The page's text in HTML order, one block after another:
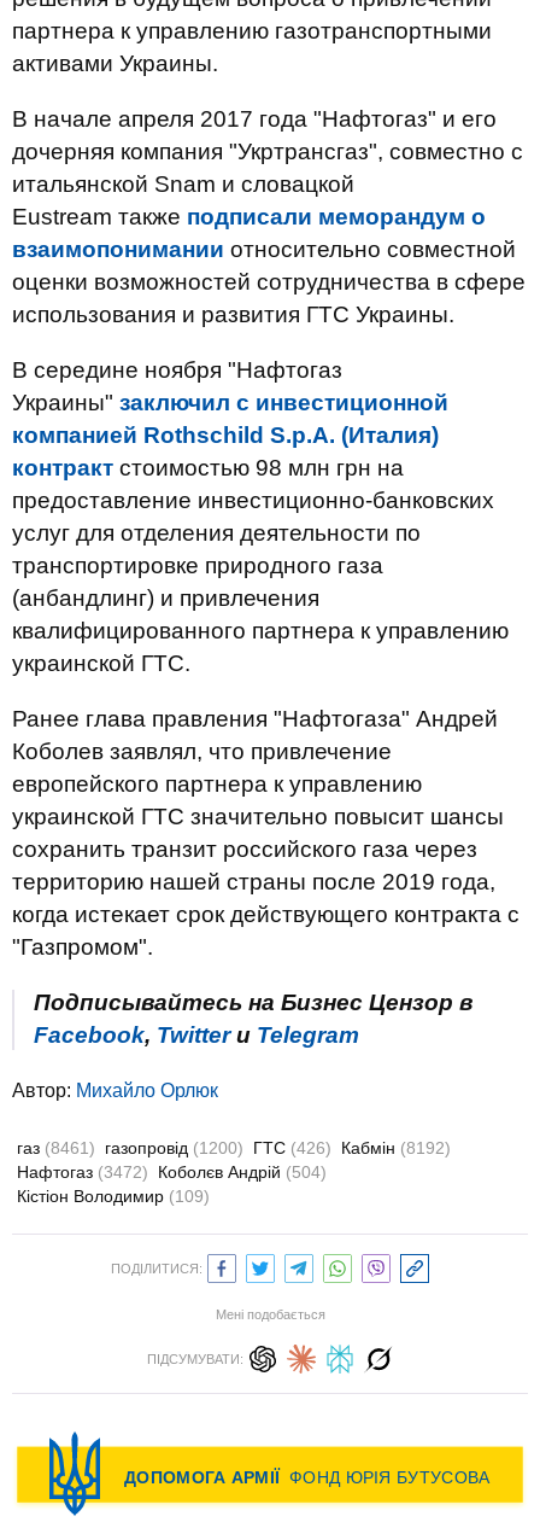
партнера к управлению газотранспортными
активами Украины.
В начале апреля 2017 года "Нафтогаз" и его
дочерняя компания "Укртрансгаз", совместно с
итальянской Snam и словацкой
Eustream также подписали меморандум о
взаимопонимании относительно совместной
оценки возможностей сотрудничества в сфере
использования и развития ГТС Украины.
В середине ноября "Нафтогаз
Украины" заключил с инвестиционной
компанией Rothschild S.p.A. (Италия)
контракт стоимостью 98 млн грн на
предоставление инвестиционно-банковских
услуг для отделения деятельности по
транспортировке природного газа
(анбандлинг) и привлечения
квалифицированного партнера к управлению
украинской ГТС.
Ранее глава правления "Нафтогаза" Андрей
Коболев заявлял, что привлечение
европейского партнера к управлению
украинской ГТС значительно повысит шансы
сохранить транзит российского газа через
территорию нашей страны после 2019 года,
когда истекает срок действующего контракта с
"Газпромом".
Подписывайтесь на Бизнес Цензор в
Facebook, Twitterи Telegram
Автор: Михайло Орлюк
газ (8461) газопровід (1200) ГТС (426) Кабмін (8192)
Нафтогаз (3472) Коболєв Андрій (504)
Кістіон Володимир (109)
ПОДІЛИТИСЯ:
Мені подобається
ПІДСУМУВАТИ: